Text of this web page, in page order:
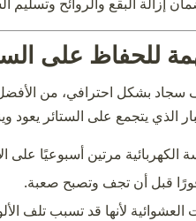
للحفاظ على
سجاد بشكل احترافي، من
الذي يتجمع على الستائر يعود
الكهربائية مرتين أسبوعيًا على
قبل أن تجف وتصبح صعبة.
لأنها قد تسبب تلف